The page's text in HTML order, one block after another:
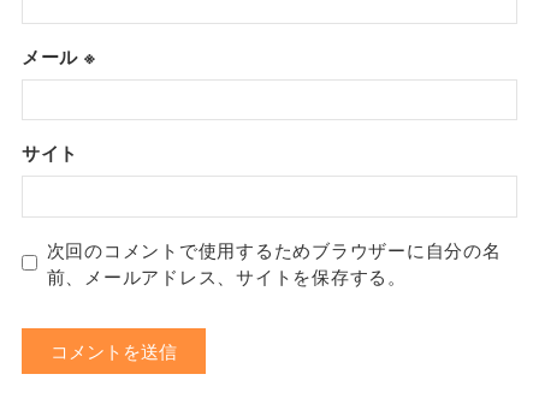
メール ※
サイト
次回のコメントで使用するためブラウザーに自分の名
前、メールアドレス、サイトを保存する。